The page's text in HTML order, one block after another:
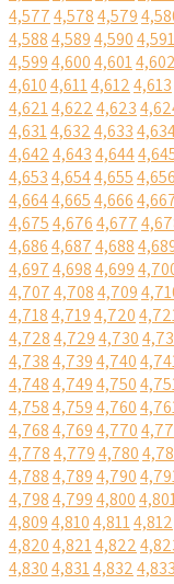
4,5774,5784,579
4,5884,5894,5904,591
4,5994,6004,6014,602
4,6104,6114,6124,613
4,6214,6224,623
4,6314,6324,633
4,6424,6434,644
4,6534,6544,6554,656
4,6644,6654,666
4,6754,6764,677
4,6864,6874,688
4,6974,6984,699
4,7074,7084,709
4,7184,7194,720
4,7284,7294,730
4,7384,7394,740
4,7484,7494,750
4,7584,7594,760
4,7684,7694,770
4,7784,7794,780
4,7884,7894,790
4,7984,7994,800
4,8094,8104,8114,812
4,8204,8214,822
4,8304,8314,8324,833